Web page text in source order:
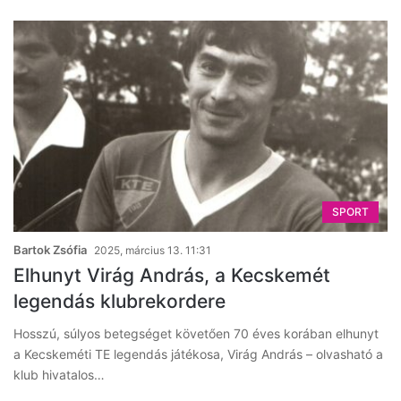
SPORT
Bartok Zsófia 2025, március 13. 11:31
Elhunyt Virág András, a Kecskemét
legendás klubrekordere
Hosszú, súlyos betegséget követően 70 éves korában elhunyt
a Kecskeméti TE legendás játékosa, Virág András – olvasható a
klub hivatalos…